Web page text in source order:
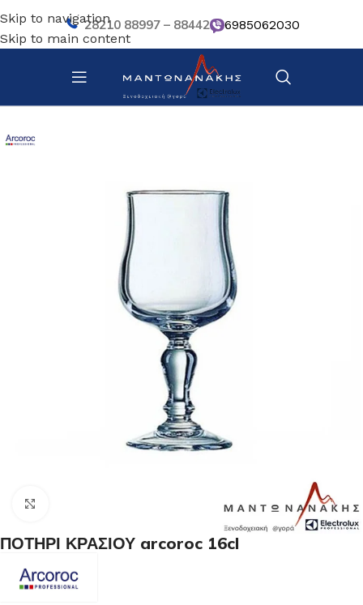
Skip to navigation
Skip to main content
28210 88997 – 88442 6985062030
Αρχική σελίδα/ Επιτραπέζια Είδη/ Ποτήρια
ΠΟΤΗΡΙ ΚΡΑΣΙΟΥ arcoroc 16cl